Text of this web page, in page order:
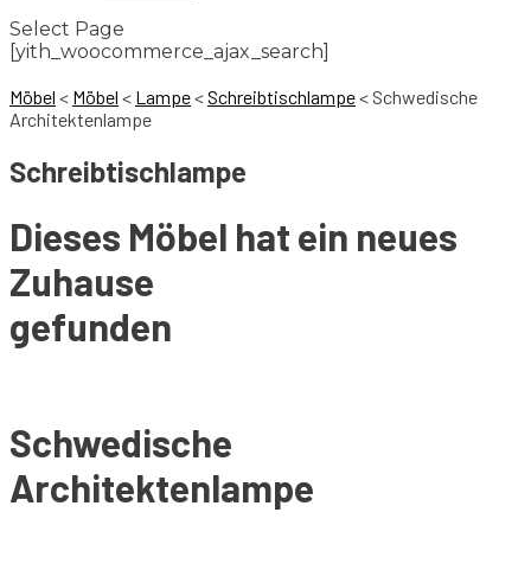
Select Page
[yith_woocommerce_ajax_search]
Möbel < Möbel < Lampe<Schreibtischlampe< Schwedische
Architektenlampe
Schreibtischlampe
Dieses Möbel hat ein neues
Zuhause
gefunden
Schwedische
Architektenlampe